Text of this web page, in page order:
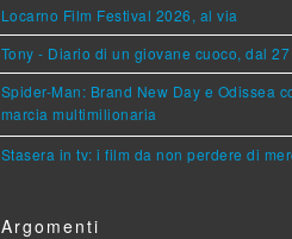
Locarno Film Festival 2026, al via
Tony - Diario di un giovane cuoco, dal
Spider-Man: Brand New Day e Odissea
marcia multimilionaria
Stasera in tv: i film da non perdere di
Argomenti